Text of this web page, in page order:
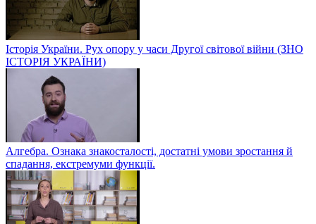
Історія України. Рух опору у часи Другої світової війни (ЗНО
ІСТОРІЯ УКРАЇНИ)
Алгебра. Ознака знакосталості, достатні умови зростання й
спадання, екстремуми функції.